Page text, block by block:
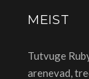
MEIST
Tutvuge
arenevad,